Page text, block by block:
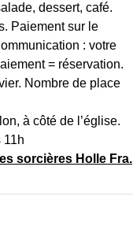
dessert, café.
Paiement sur le
: votre
= réservation.
Nombre de place
à côté de l’église.
11h
sorcières Holle Fra.